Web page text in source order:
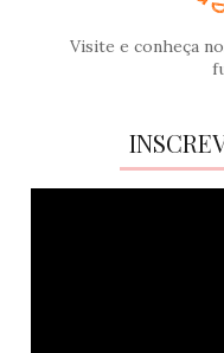
Visite e conheça